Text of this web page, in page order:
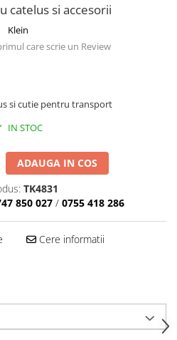
catelus si accesorii
Klein
care scrie un Review
si cutie pentru transport
IN STOC
ADAUGA IN COS
TK4831
850 027 / 0755 418 286
Cere informatii